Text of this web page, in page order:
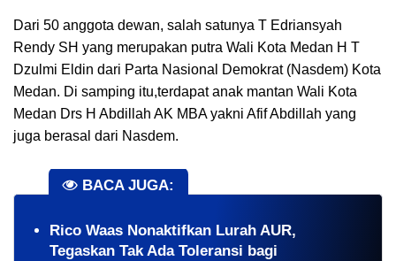
Dari 50 anggota dewan, salah satunya T Edriansyah
Rendy SH yang merupakan putra Wali Kota Medan H T
Dzulmi Eldin dari Parta Nasional Demokrat (Nasdem) Kota
Medan. Di samping itu,terdapat anak mantan Wali Kota
Medan Drs H Abdillah AK MBA yakni Afif Abdillah yang
juga berasal dari Nasdem.
BACA JUGA:
Rico Waas Nonaktifkan Lurah AUR,
Tegaskan Tak Ada Toleransi bagi